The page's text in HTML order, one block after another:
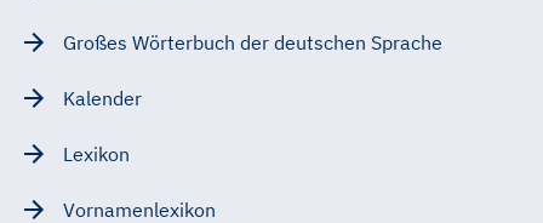
Großes Wörterbuch der deutschen Sprache
Kalender
Lexikon
Vornamenlexikon